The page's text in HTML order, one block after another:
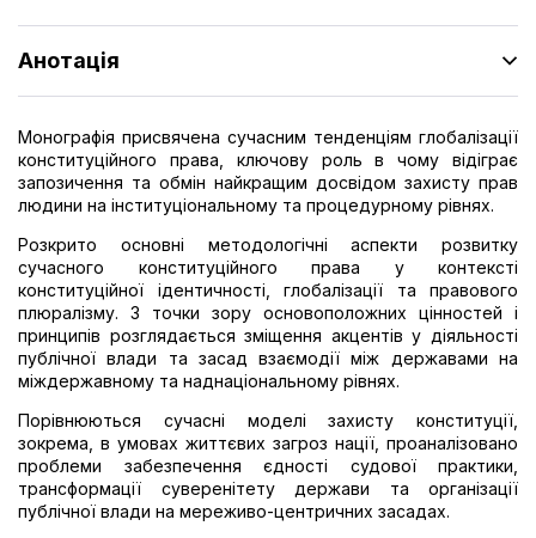
Анотація
Монографія присвячена сучасним тенденціям глобалізації
конституційного права, ключову роль в чому відіграє
запозичення та обмін найкращим досвідом захисту прав
людини на інституціональному та процедурному рівнях.
Розкрито основні методологічні аспекти розвитку
сучасного конституційного права у контексті
конституційної ідентичності, глобалізації та правового
плюралізму. З точки зору основоположних цінностей і
принципів розглядається зміщення акцентів у діяльності
публічної влади та засад взаємодії між державами на
міждержавному та наднаціональному рівнях.
Порівнюються сучасні моделі захисту конституції,
зокрема, в умовах життєвих загроз нації, проаналізовано
проблеми забезпечення єдності судової практики,
трансформації суверенітету держави та організації
публічної влади на мереживо-центричних засадах.